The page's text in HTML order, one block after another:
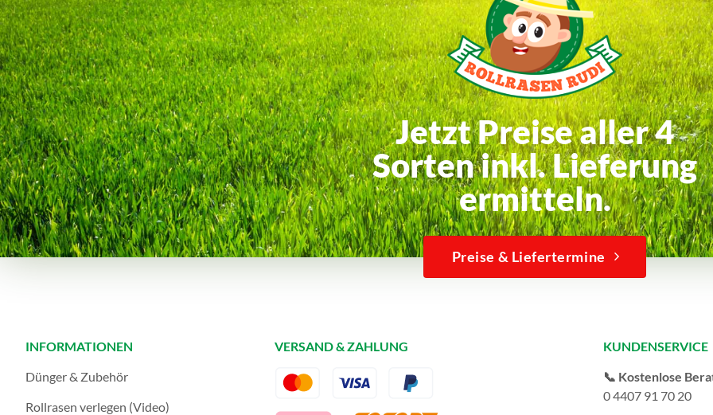
Jetzt Preise aller 4
Sorten inkl. Lieferung
ermitteln.
Preise & Liefertermine
INFORMATIONEN
Dünger & Zubehör
Rollrasen verlegen (Video)
VERSAND & ZAHLUNG
KUNDENSERVICE
📞 Kostenlose
0 4407 91 70 20